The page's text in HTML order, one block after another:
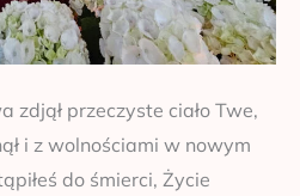
zdjął przeczyste ciało Twe,
i z wolnościami w nowym
do śmierci, Życie